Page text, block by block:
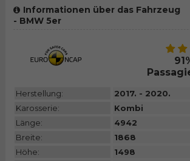
Informationen über das Fahrzeug
- BMW 5er
Herstellung:
2017. - 2020.
Karosserie:
Kombi
Länge:
4942
Breite:
1868
Höhe:
1498